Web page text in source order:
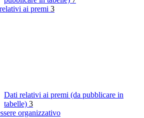
ai premi 3
Dati relativi ai premi (da pubblicare in
tabelle) 3
organizzativo